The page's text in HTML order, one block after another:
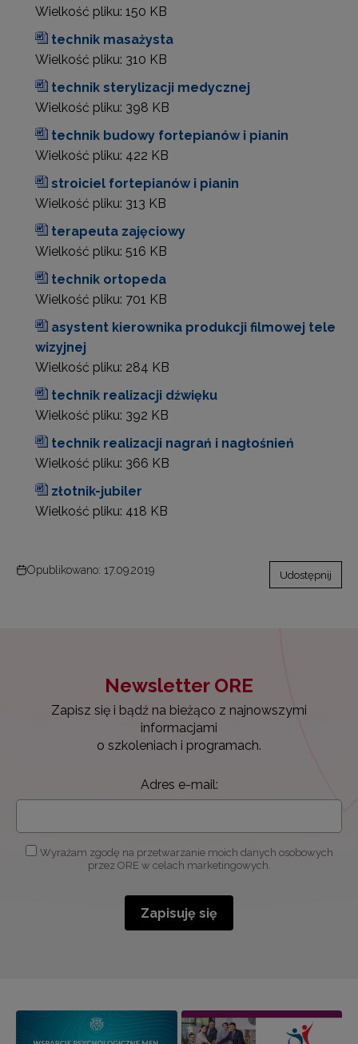
Wielkość pliku: 150 KB
technik masażysta
Wielkość pliku: 310 KB
technik sterylizacji medycznej
Wielkość pliku: 398 KB
technik budowy fortepianów i pianin
Wielkość pliku: 422 KB
stroiciel fortepianów i pianin
Wielkość pliku: 313 KB
terapeuta zajęciowy
Wielkość pliku: 516 KB
technik ortopeda
Wielkość pliku: 701 KB
asystent kierownika produkcji filmowej tele
wizyjnej
Wielkość pliku: 284 KB
technik realizacji dźwięku
Wielkość pliku: 392 KB
technik realizacji nagrań i nagłośnień
Wielkość pliku: 366 KB
złotnik-jubiler
Wielkość pliku: 418 KB
Opublikowano: 17.09.2019 Udostępnij
Newsletter ORE
Zapisz się i bądź na bieżąco z najnowszymi
informacjami
o szkoleniach i programach.
Adres e-mail:
Wyrażam zgodę na przetwarzanie moich danych osobowych
przez ORE w celach marketingowych.
Zapisuję się